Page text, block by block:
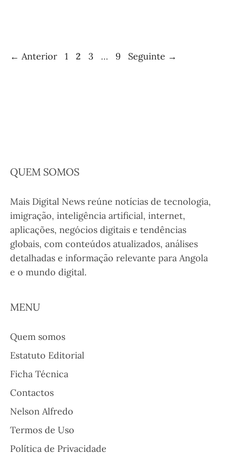
← Anterior Página
1 Página
2 Página
3 … Página
9 Seguinte →
QUEM SOMOS
Mais Digital News reúne notícias de tecnologia,
imigração, inteligência artificial, internet,
aplicações, negócios digitais e tendências
globais, com conteúdos atualizados, análises
detalhadas e informação relevante para Angola
e o mundo digital.
MENU
Quem somos
Estatuto Editorial
Ficha Técnica
Contactos
Nelson Alfredo
Termos de Uso
Política de Privacidade